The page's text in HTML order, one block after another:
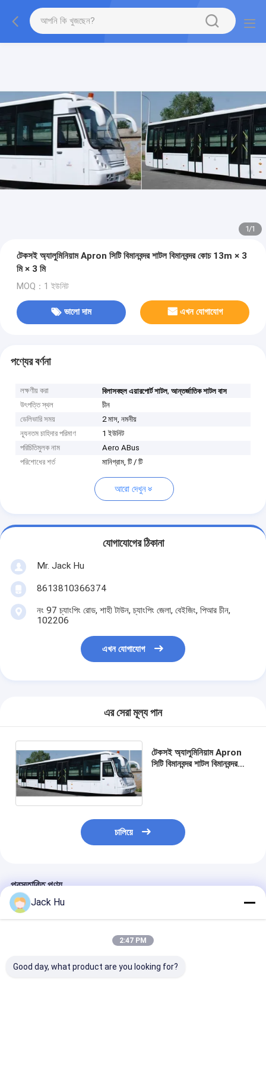
1/1
টেকসই অ্যালুমিনিয়াম Apron সিটি বিমানবন্দর শাটল বিমানবন্দর কোচ 13m × 3
মি × 3 মি
MOQ：1 ইউনিট
ভালো দাম এখন যোগাযোগ
পণ্যের বর্ণনা
লক্ষণীয় করা বিলাসবহুল এয়ারপোর্ট শাটল,আন্তর্জাতিক শাটল বাস
উৎপত্তি স্থল
চীন
ডেলিভারি সময়
2 মাস, নমনীয়
ন্যূনতম চাহিদার পরিমাণ
1 ইউনিট
পরিচিতিমুলক নাম
Aero ABus
পরিশোধের শর্ত
মানিগ্রাম, টি / টি
আরো দেখুন
যোগাযোগের ঠিকানা
Mr. Jack Hu
8613810366374
নং 97 চ্যাংপিং রোড, শাহী টাউন, চ্যাংপিং জেলা, বেইজিং, পিআর চীন,
102206
এখন যোগাযোগ
এর সেরা মূল্য পান
টেকসই অ্যালুমিনিয়াম Apron
সিটি বিমানবন্দর শাটল বিমানবন্দর
চালিয়ে
প্রস্তাবিত পণ্য
Jack Hu
2:47 PM
Good day, what product are you looking for?